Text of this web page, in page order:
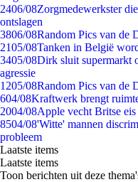
2406/08Zorgmedewerkster
ontslagen
3806/08Random Pics van de
2105/08Tanken in België
3405/08Dirk sluit supermarkt
agressie
1205/08Random Pics van de
604/08Kraftwerk brengt
2004/08Apple vecht Britse
8504/08'Witte' mannen
probleem
Laatste items
Laatste items
Toon berichten uit deze